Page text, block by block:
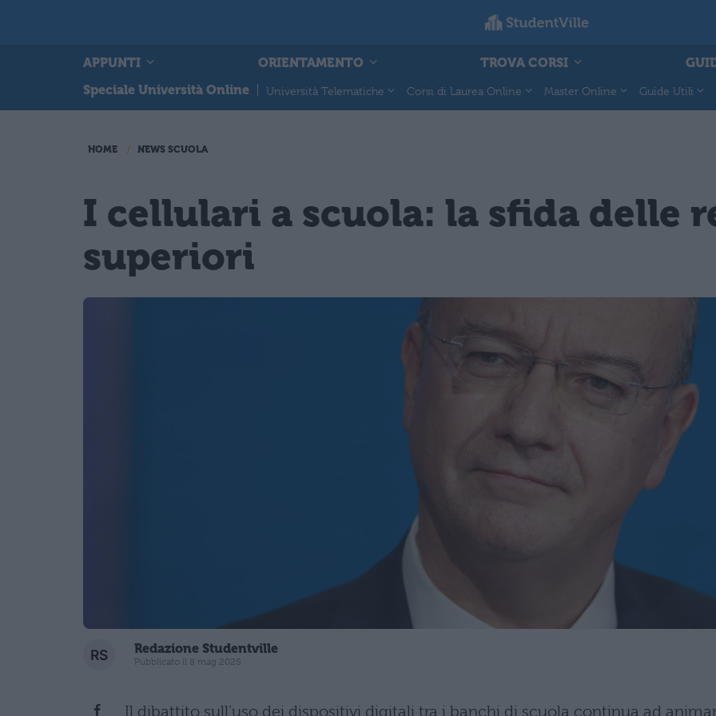
APPUNTI ORIENTAMENTO TROVA CORSI
Speciale Università Online
Università Telematiche Corsi di Laurea Online Master Online Guide Utili
HOME NEWS SCUOLA
I cellulari a scuola: la sfida delle
superiori
Redazione Studentville
Pubblicato il 8 mag 2025
Il dibattito sull’uso dei dispositivi digitali tra i banchi di scuola continua ad